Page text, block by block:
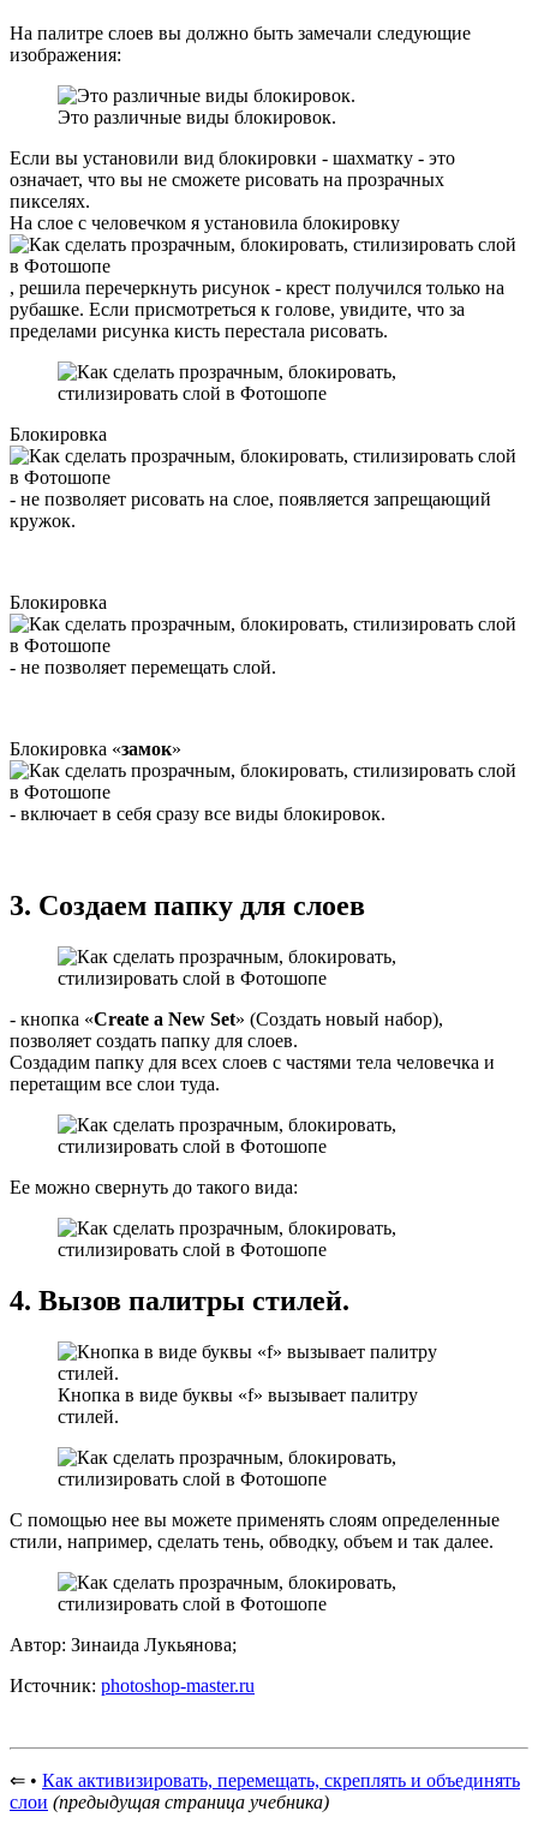
На палитре слоев вы должно быть замечали следующие
изображения:
Это различные виды блокировок.
Если вы установили вид блокировки - шахматку - это
означает, что вы не сможете рисовать на прозрачных
пикселях.
На слое с человечком я установила блокировку
, решила перечеркнуть рисунок - крест получился только на
рубашке. Если присмотреться к голове, увидите, что за
пределами рисунка кисть перестала рисовать.
Блокировка
- не позволяет рисовать на слое, появляется запрещающий
кружок.
Блокировка
- не позволяет перемещать слой.
Блокировка «замок»
- включает в себя сразу все виды блокировок.
3. Создаем папку для слоев
- кнопка «Create a New Set» (Создать новый набор),
позволяет создать папку для слоев.
Создадим папку для всех слоев с частями тела человечка и
перетащим все слои туда.
Ее можно свернуть до такого вида:
4. Вызов палитры стилей.
Кнопка в виде буквы «f» вызывает палитру
стилей.
С помощью нее вы можете применять слоям определенные
стили, например, сделать тень, обводку, объем и так далее.
Автор: Зинаида Лукьянова;
Источник: photoshop-master.ru
⇐ • Как активизировать, перемещать, скреплять и объединять
слои (предыдущая страница учебника)